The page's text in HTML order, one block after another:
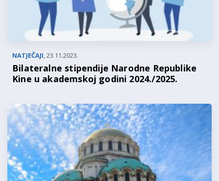
NATJEČAJI,23.11.2023.
Bilateralne stipendije Narodne Republike
Kine u akademskoj godini 2024./2025.